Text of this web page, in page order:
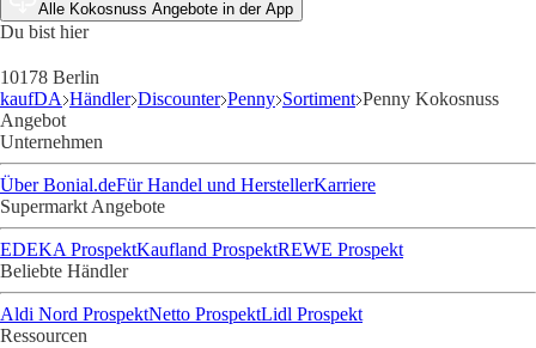
Alle Kokosnuss Angebote in der App
Du bist hier
10178 Berlin
kaufDA Händler Discounter Penny Sortiment Penny Kokosnuss
Angebot
Unternehmen
Über Bonial.deFür Handel und HerstellerKarriere
Supermarkt Angebote
EDEKA ProspektKaufland ProspektREWE Prospekt
Beliebte Händler
Aldi Nord ProspektNetto ProspektLidl Prospekt
Ressourcen